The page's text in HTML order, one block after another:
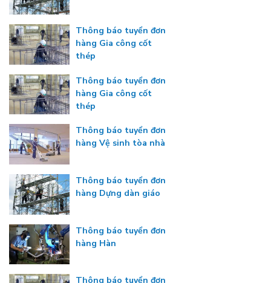
Thông báo tuyển đơn
hàng Gia công cốt
thép
Thông báo tuyển đơn
hàng Gia công cốt
thép
Thông báo tuyển đơn
hàng Vệ sinh tòa nhà
Thông báo tuyển đơn
hàng Dựng dàn giáo
Thông báo tuyển đơn
hàng Hàn
Thông báo tuyển đơn